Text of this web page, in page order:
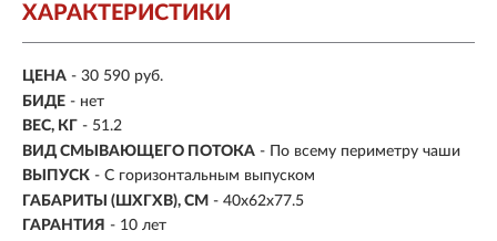
ХАРАКТЕРИСТИКИ
ЦЕНА - 30 590 руб.
БИДЕ - нет
ВЕС, КГ - 51.2
ВИД СМЫВАЮЩЕГО ПОТОКА - По всему периметру чаши
ВЫПУСК - С горизонтальным выпуском
ГАБАРИТЫ (ШХГХВ), СМ - 40х62х77.5
ГАРАНТИЯ - 10 лет